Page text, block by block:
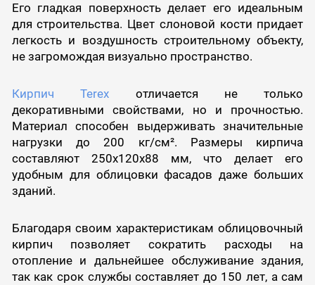
Его гладкая поверхность делает его идеальным
для строительства. Цвет слоновой кости придает
легкость и воздушность строительному объекту,
не загромождая визуально пространство.
Кирпич Terex отличается не только
декоративными свойствами, но и прочностью.
Материал способен выдерживать значительные
нагрузки до 200 кг/см². Размеры кирпича
составляют 250х120х88 мм, что делает его
удобным для облицовки фасадов даже больших
зданий.
Благодаря своим характеристикам облицовочный
кирпич позволяет сократить расходы на
отопление и дальнейшее обслуживание здания,
так как срок службы составляет до 150 лет, а сам